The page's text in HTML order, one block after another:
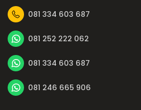
081 334 603 687
081 252 222 062
081 334 603 687
081 246 665 906